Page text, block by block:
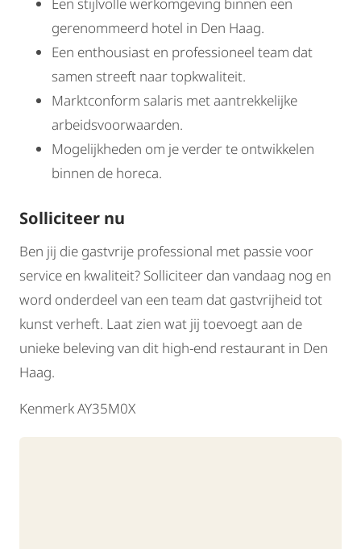
gerenommeerd hotel in Den Haag.
Een enthousiast en professioneel team dat
samen streeft naar topkwaliteit.
Marktconform salaris met aantrekkelijke
arbeidsvoorwaarden.
Mogelijkheden om je verder te ontwikkelen
binnen de horeca.
Solliciteer nu
Ben jij die gastvrije professional met passie voor
service en kwaliteit? Solliciteer dan vandaag nog en
word onderdeel van een team dat gastvrijheid tot
kunst verheft. Laat zien wat jij toevoegt aan de
unieke beleving van dit high-end restaurant in Den
Haag.
Kenmerk AY35M0X